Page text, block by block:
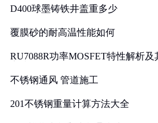
D400球墨铸铁井盖重多少
覆膜砂的耐高温性能如何
RU7088R功率MOSFET特性解析
不锈钢通风 管道施工
201不锈钢重量计算方法大全